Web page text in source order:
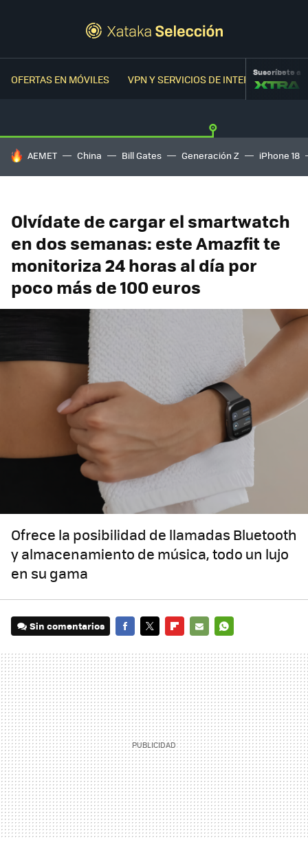
OFERTAS EN MÓVILES VPN Y SERVICIOS DE INTERNETSuscríbete a
HOY SE HABLA DE
AEMET China Bill Gates Generación Z iPhone 18
Olvídate de cargar el smartwatch
en dos semanas: este Amazfit te
monitoriza 24 horas al día por
poco más de 100 euros
Ofrece la posibilidad de llamadas Bluetooth
y almacenamiento de música, todo un lujo
en su gama
Sin comentarios
MAIL